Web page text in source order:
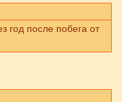
год после побега от